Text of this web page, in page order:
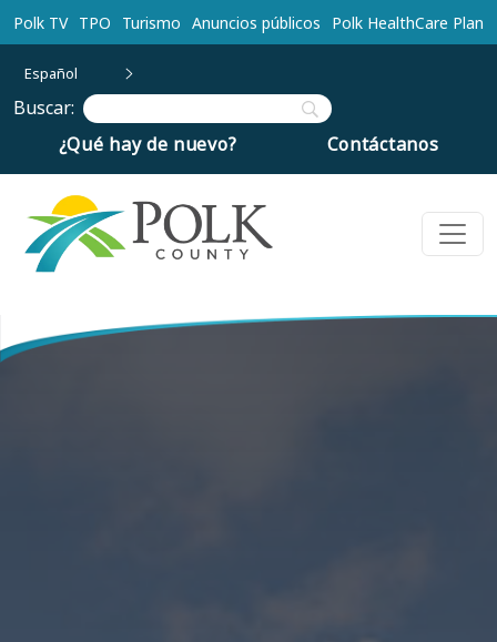
Ir al contenido principal
Polk TV TPO Turismo Anuncios públicos Polk HealthCare Plan
Español
Buscar:
¿Qué hay de nuevo?
Contáctanos